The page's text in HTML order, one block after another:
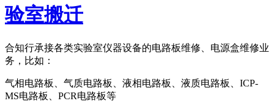
验室搬迁
合知行承接各类实验室仪器设备的电路板维修、电源盒维修业
务，比如：
气相电路板、气质电路板、液相电路板、液质电路板、ICP-
MS电路板、PCR电路板等